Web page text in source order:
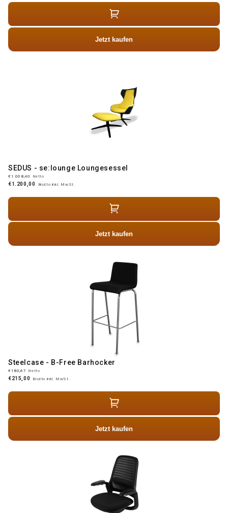
Jetzt kaufen
SEDUS - se:lounge Loungesessel
€1.008,40 Netto
€1.200,00 Brutto inkl. MwSt.
Jetzt kaufen
Steelcase - B-Free Barhocker
€180,67 Netto
€215,00 Brutto inkl. MwSt.
Jetzt kaufen